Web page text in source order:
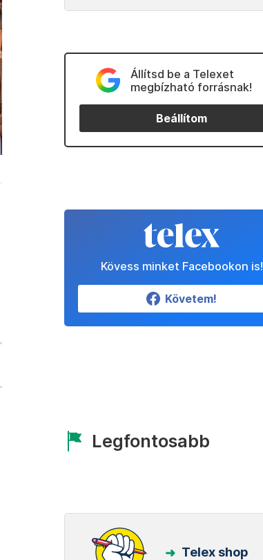
Állítsd be a Telexet
megbízható forrásnak!
Beállítom
Kövess minket Facebookon is!
Követem!
Legfontosabb
Telex shop